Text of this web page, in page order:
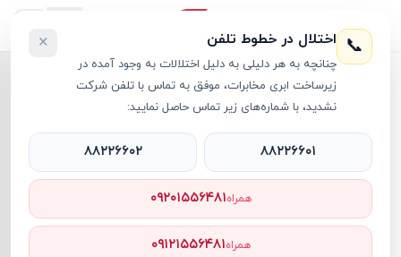
گوشی موبایل سامسونگ›
Samsung
📞 اختلال در خطوط تلفن
چنانچه به هر دلیلی به دلیل اختلالات به وجود آمده در
زیرساخت ابری مخابرات، موفق به تماس با تلفن شرکت
نشدید، با شماره‌های زیر تماس حاصل نمایید:
×
۸۸۲۲۶۶۰۱ ۸۸۲۲۶۶۰۲
همراه۰۹۲۰۱۵۵۶۴۸۱
همراه۰۹۱۲۱۵۵۶۴۸۱